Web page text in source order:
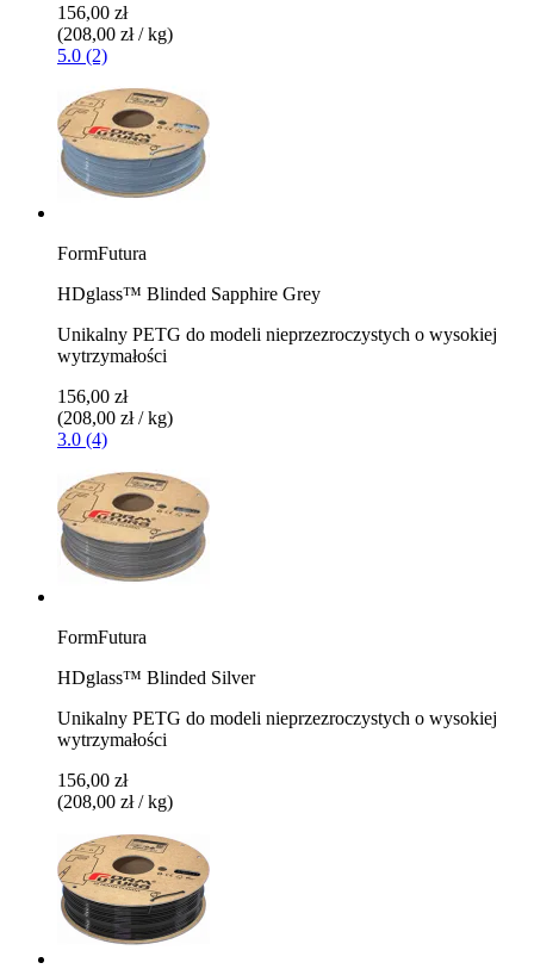
156,00 zł
(208,00 zł / kg)
5.0 (2)
FormFutura
HDglass™ Blinded Sapphire Grey
Unikalny PETG do modeli nieprzezroczystych o wysokiej
wytrzymałości
156,00 zł
(208,00 zł / kg)
3.0 (4)
FormFutura
HDglass™ Blinded Silver
Unikalny PETG do modeli nieprzezroczystych o wysokiej
wytrzymałości
156,00 zł
(208,00 zł / kg)